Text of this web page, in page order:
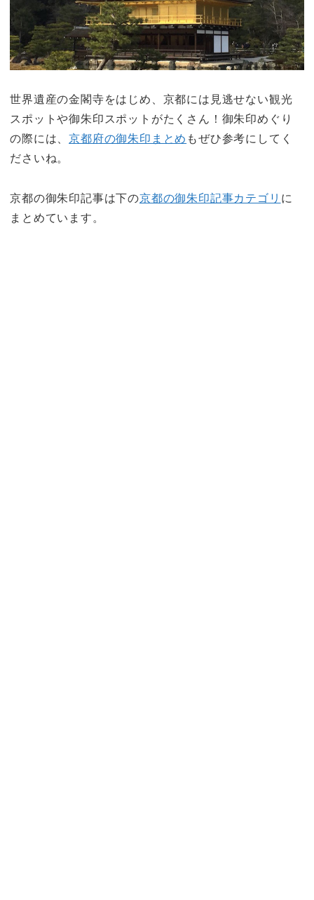
世界遺産の金閣寺をはじめ、京都には見逃せない観光
スポットや御朱印スポットがたくさん！御朱印めぐり
の際には、京都府の御朱印まとめ もぜひ参考にしてく
ださいね。
京都の御朱印記事は下の京都の御朱印記事カテゴリ に
まとめています。